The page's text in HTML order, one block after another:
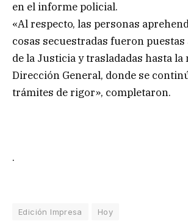
en el informe policial.
«Al respecto, las personas
cosas secuestradas fueron
de la Justicia y trasladadas hasta la
Dirección General, donde se
trámites de rigor», completaron.
.
Edición Impresa Hoy